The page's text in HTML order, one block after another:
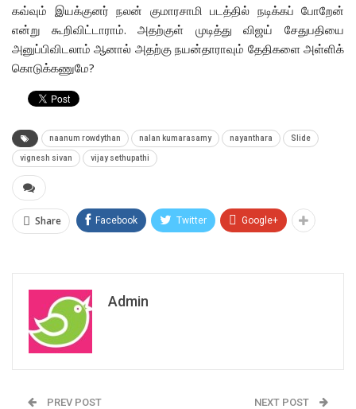
கவ்வும் இயக்குனர் நலன் குமாரசாமி படத்தில் நடிக்கப் போறேன்
என்று கூறிவிட்டாராம். அதற்குள் முடித்து விஜய் சேதுபதியை
அனுப்பிவிடலாம் ஆனால் அதற்கு நயன்தாராவும் தேதிகளை அள்ளிக்
கொடுக்கணுமே?
naanum rowdythan nalan kumarasamy nayanthara Slide
vignesh sivan vijay sethupathi
Share Facebook Twitter Google+
Admin
PREV POST NEXT POST